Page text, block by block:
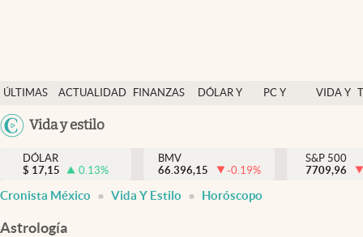
ÚLTIMAS
NOTICIAS
ACTUALIDAD
FINANZAS
DÓLAR Y
PC Y
VIDA Y
México
Vida y estilo
Actualidad
Finanzas y economía
Dólar y mercados
DÓLAR
$ 17,15 0.13%
BMV
66.396,15
-0.19%
S&P 500
7709,96
Cronista México Vida Y Estilo Horóscopo
Astrología